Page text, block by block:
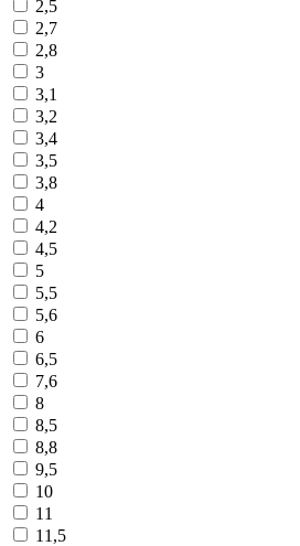
2,5
2,7
2,8
3
3,1
3,2
3,4
3,5
3,8
4
4,2
4,5
5
5,5
5,6
6
6,5
7,6
8
8,5
8,8
9,5
10
11
11,5